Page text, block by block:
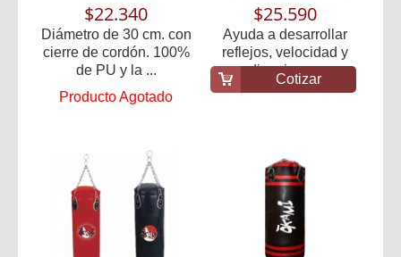
$22.340
Diámetro de 30 cm. con
cierre de cordón. 100%
de PU y la ...
Producto Agotado
$25.590
Ayuda a desarrollar
reflejos, velocidad y
coordinacion para ...
Cotizar